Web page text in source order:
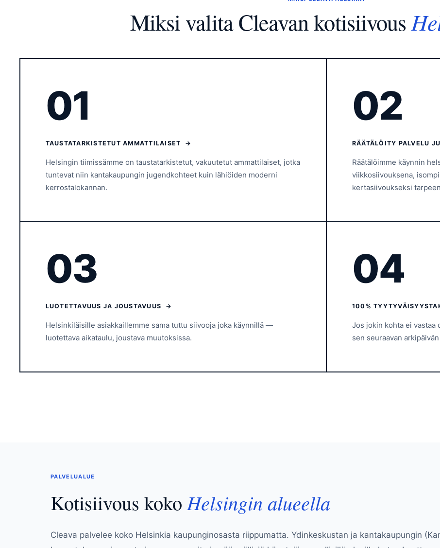
Miksi valita Cleavan kotisiivous
01
TAUSTATARKISTETUT AMMATTILAISET →
Helsingin tiimissämme on taustatarkistetut, vakuutetut ammattilaiset, jotka
tuntevat niin kantakaupungin jugendkohteet kuin lähiöiden moderni
kerrostalokannan.
02
RÄÄTÄLÖITY PALVELU
Räätälöimme käynnin
viikkosiivouksena,
kertasiivoukseksi
03
LUOTETTAVUUS JA JOUSTAVUUS →
Helsinkiläisille asiakkaillemme sama tuttu siivooja joka käynnillä —
luotettava aikataulu, joustava muutoksissa.
04
100%
Jos jokin kohta ei vastaa
sen seuraavan
PALVELUALUE
Kotisiivous koko Helsingin alueella
Cleava palvelee koko Helsinkia kaupunginosasta riippumatta. Ydinkeskustan ja kantakaupungin